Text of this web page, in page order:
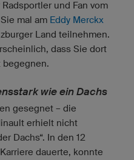
und Fan vom
mal am Eddy Merckx
Land teilnehmen.
dass Sie dort
begegnen.
wie ein Dachs
gesegnet – die
erhielt nicht
Dachs“. In den 12
dauerte, konnte